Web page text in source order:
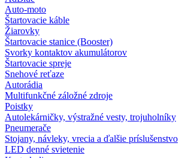
Auto-moto
Štartovacie káble
Žiarovky
Štartovacie stanice (Booster)
Svorky kontaktov akumulátorov
Štartovacie spreje
Snehové reťaze
Autorádia
Multifunkčné záložné zdroje
Poistky
Autolekárničky, výstražné vesty, trojuholníky
Pneumerače
Stojany, návleky, vrecia a ďalšie príslušenstvo
LED denné svietenie